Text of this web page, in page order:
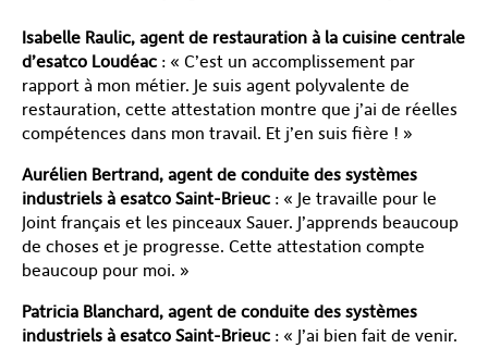
Isabelle Raulic, agent de restauration à la cuisine centrale
d’esatco Loudéac : « C’est un accomplissement par
rapport à mon métier. Je suis agent polyvalente de
restauration, cette attestation montre que j’ai de réelles
compétences dans mon travail. Et j’en suis fière ! »
Aurélien Bertrand, agent de conduite des systèmes
industriels à esatco Saint-Brieuc : « Je travaille pour le
Joint français et les pinceaux Sauer. J’apprends beaucoup
de choses et je progresse. Cette attestation compte
beaucoup pour moi. »
Patricia Blanchard, agent de conduite des systèmes
industriels à esatco Saint-Brieuc : « J’ai bien fait de venir.